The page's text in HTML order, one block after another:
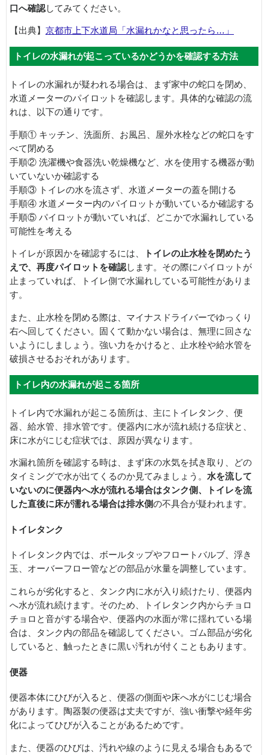
口へ確認してみてください。
【出典】 京都市上下水道局「水漏れかなと思ったら…」
トイレの水漏れが起こっているかどうかを確認する方法
トイレの水漏れが疑われる場合は、まず家中の蛇口を閉め、
水道メーターのパイロットを確認します。具体的な確認の流
れは、以下の通りです。
手順① キッチン、洗面所、お風呂、屋外水栓などの蛇口をす
べて閉める
手順② 洗濯機や食器洗い乾燥機など、水を使用する機器が動
いていないか確認する
手順③ トイレの水を流さず、水道メーターの蓋を開ける
手順④ 水道メーター内のパイロットが動いているか確認する
手順⑤ パイロットが動いていれば、どこかで水漏れしている
可能性を考える
トイレが原因かを確認するには、
トイレの止水栓を閉めたう
えで、再度パイロットを確認します。その際にパイロットが
止まっていれば、トイレ側で水漏れしている可能性がありま
す。
また、止水栓を閉める際は、マイナスドライバーでゆっくり
右へ回してください。固くて動かない場合は、無理に回さな
いようにしましょう。強い力をかけると、止水栓や給水管を
破損させるおそれがあります。
トイレ内の水漏れが起こる箇所
トイレ内で水漏れが起こる箇所は、主にトイレタンク、便
器、給水管、排水管です。便器内に水が流れ続ける症状と、
床に水がにじむ症状では、原因が異なります。
水漏れ箇所を確認する時は、まず床の水気を拭き取り、どの
タイミングで水が出てくるのか見てみましょう。 水を流して
いないのに便器内へ水が流れる場合はタンク側、トイレを流
した直後に床が濡れる場合は排水側の不具合が疑われます。
トイレタンク
トイレタンク内では、ボールタップやフロートバルブ、浮き
玉、オーバーフロー管などの部品が水量を調整しています。
これらが劣化すると、タンク内に水が入り続けたり、便器内
へ水が流れ続けます。そのため、トイレタンク内からチョロ
チョロと音がする場合や、便器内の水面が常に揺れている場
合は、タンク内の部品を確認してください。ゴム部品が劣化
していると、触ったときに黒い汚れが付くこともあります。
便器
便器本体にひびが入ると、便器の側面や床へ水がにじむ場合
があります。陶器製の便器は丈夫ですが、強い衝撃や経年劣
化によってひびが入ることがあるためです。
また、便器のひびは、汚れや線のように見える場合もあるで